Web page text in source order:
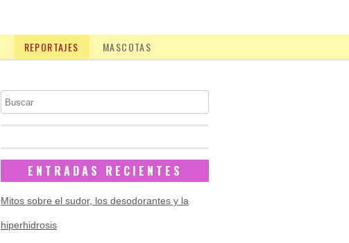
REPORTAJES MASCOTAS
Buscar
ENTRADAS RECIENTES
Mitos sobre el sudor, los desodorantes y la
hiperhidrosis